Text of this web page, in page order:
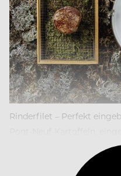
Rinderfilet – Perfekt